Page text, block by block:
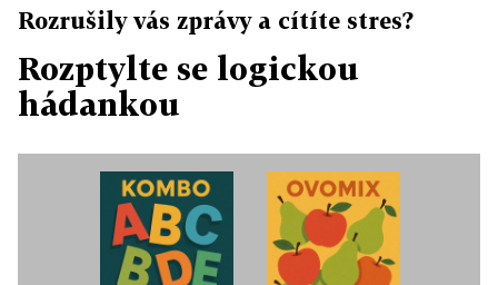
Rozrušily vás zprávy a cítíte stres?
Rozptylte se logickou
hádankou